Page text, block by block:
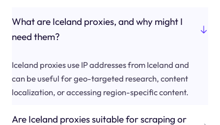
What are Iceland proxies, and why might I
need them?
Iceland proxies use IP addresses from Iceland and
can be useful for geo-targeted research, content
localization, or accessing region-specific content.
Are Iceland proxies suitable for scraping or